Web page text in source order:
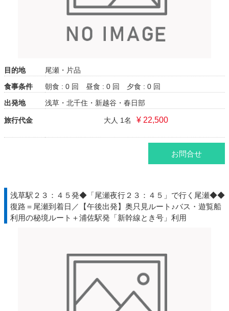
目的地
尾瀬・片品
食事条件
朝食 : 0 回 昼食 : 0 回
夕食 : 0 回
出発地
浅草・北千住・新越谷・春日部
旅行代金 大人 1名 ¥ 22,500
お問合せ
浅草駅２３：４５発◆「尾瀬夜行２３：４５」で行く尾瀬◆◆
復路＝尾瀬到着日／【午後出発】奥只見ルート♪バス・遊覧船
利用の秘境ルート＋浦佐駅発「新幹線とき号」利用